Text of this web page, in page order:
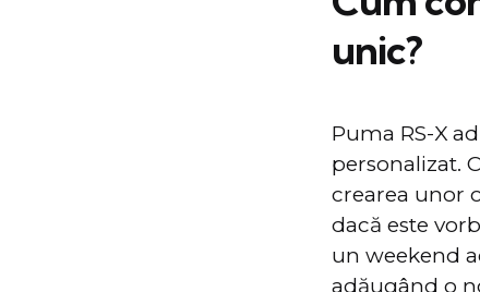
unic?
Puma RS-X
personalizat.
crearea unor
dacă este
un weekend
adăugând o